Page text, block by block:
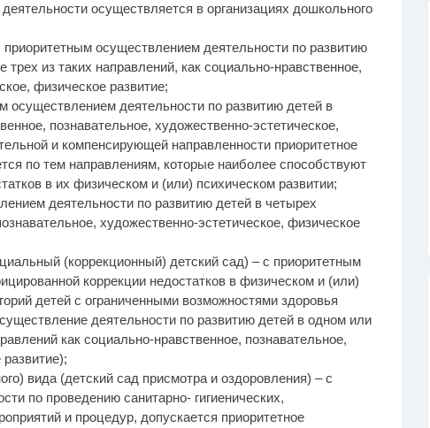
осуществляется в организациях дошкольного
осуществлением деятельности по развитию
из таких направлений, как социально-нравственное,
физическое развитие;
осуществлением деятельности по развитию детей в
познавательное, художественно-эстетическое,
и компенсирующей направленности приоритетное
по тем направлениям, которые наиболее способствуют
в их физическом и (или) психическом развитии;
деятельности по развитию детей в четырех
художественно-эстетическое, физическое
(коррекционный) детский сад) – с приоритетным
коррекции недостатков в физическом и (или)
детей с ограниченными возможностями здоровья
деятельности по развитию детей в одном или
как социально-нравственное, познавательное,
вида (детский сад присмотра и оздоровления) – с
по проведению санитарно- гигиенических,
и процедур, допускается приоритетное